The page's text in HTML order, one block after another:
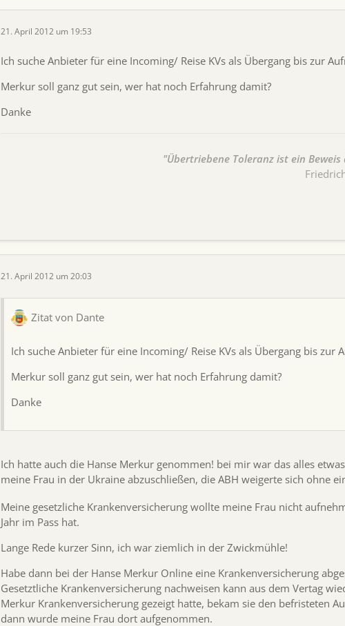
21. April 2012 um 19:53
Ich suche Anbieter für eine Incoming/ Reise KVs als Übergang bis zur
Merkur soll ganz gut sein, wer hat noch Erfahrung damit?
Danke
"Übertriebene Toleranz ist ein
21. April 2012 um 20:03
Zitat von Dante
Ich suche Anbieter für eine Incoming/ Reise KVs als Übergang bis
Merkur soll ganz gut sein, wer hat noch Erfahrung damit?
Danke
Ich hatte auch die Hanse Merkur genommen! bei mir war das alles
meine Frau in der Ukraine abzuschließen, die ABH weigerte sich ohne
Meine gesetzliche Krankenversicherung wollte meine Frau nicht
Jahr im Pass hat.
Lange Rede kurzer Sinn, ich war ziemlich in der Zwickmühle!
Habe dann bei der Hanse Merkur Online eine Krankenversicherung
Gesetztliche Krankenversicherung nachweisen kann aus dem Vertag
Merkur Krankenversicherung gezeigt hatte, bekam sie den befristeten
dann wurde meine Frau dort aufgenommen.